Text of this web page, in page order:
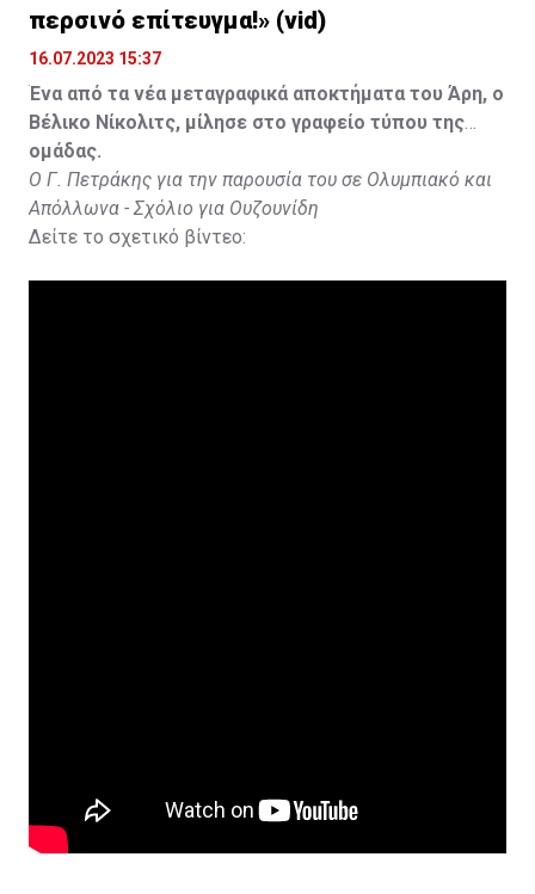
περσινό επίτευγμα!» (vid)
16.07.2023 15:37
Ένα από τα νέα μεταγραφικά αποκτήματα του Άρη, ο
Βέλικο Νίκολιτς, μίλησε στο γραφείο τύπου της
ομάδας.
Ο Γ. Πετράκης για την παρουσία του σε Ολυμπιακό και
Απόλλωνα - Σχόλιο για Ουζουνίδη
Δείτε το σχετικό βίντεο: